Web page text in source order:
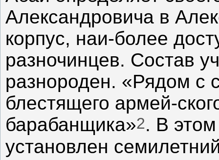
Александровича в
корпус, наи-более
разночинцев. Состав
разнороден. «Рядом с
блестящего армей-
барабанщика»2. В
установлен